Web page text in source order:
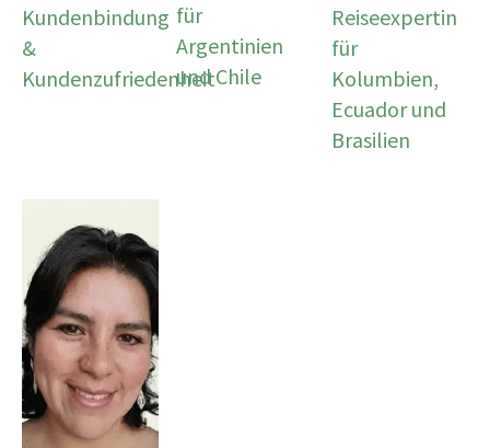
Kundenbindung
&
Kundenzufriedenheit
für
Argentinien
und Chile
Reiseexpertin
für
Kolumbien,
Ecuador und
Brasilien